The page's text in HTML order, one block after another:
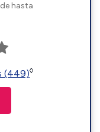
hasta
(449)◊